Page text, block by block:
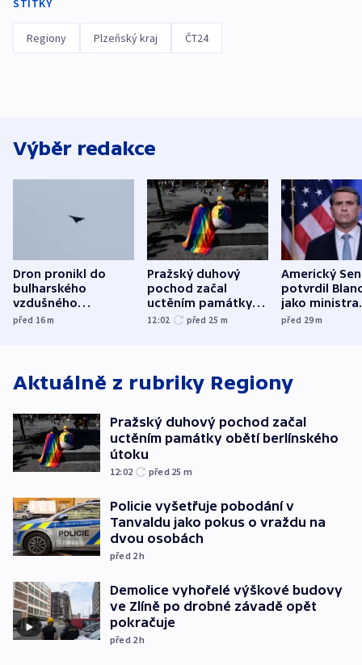
ŠTÍTKY
Regiony Plzeňský kraj ČT24
Výběr redakce
Dron pronikl do
bulharského
vzdušného
prostoru,
před 16m
Pražský duhový
pochod začal
uctěním památky
obětí berlínského
12:02 před 25 m
Americký
potvrdil
jako ministra
před 29m
Aktuálně z rubriky Regiony
Pražský duhový pochod začal
uctěním památky obětí berlínského
útoku
12:02 před 25 m
Policie vyšetřuje pobodání v
Tanvaldu jako pokus o vraždu na
dvou osobách
před 2h
Demolice vyhořelé výškové budovy
ve Zlíně po drobné závadě opět
pokračuje
před 2h